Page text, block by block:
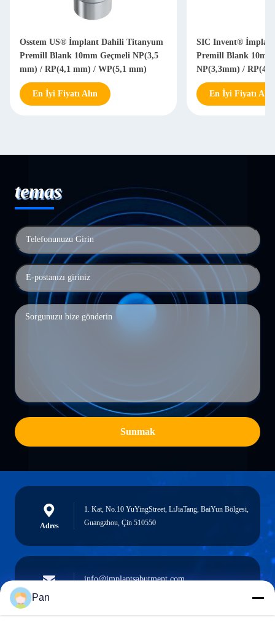
Osstem US® İmplant Dahili Titanyum
Premill Blank 10mm Geçmeli NP(3,5
mm) / RP(4,1 mm) / WP(5,1 mm)
En İyi Fiyatı Alın
SIC Invent®
Premill Blank
NP(3,3mm) /
En İyi Fiyatı Alın
temas
Sunmak
Adres
1. Kat, No.10 YuYingStreet, LiJiaTang, BaiYun Bölgesi,
Guangzhou, Çin 510550
e-posta
info@implantsabutment.com
Pan